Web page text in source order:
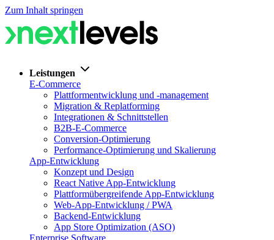
Zum Inhalt springen
Leistungen
E-Commerce
Plattformentwicklung und -management
Migration & Replatforming
Integrationen & Schnittstellen
B2B-E-Commerce
Conversion-Optimierung
Performance-Optimierung und Skalierung
App-Entwicklung
Konzept und Design
React Native App-Entwicklung
Plattformübergreifende App-Entwicklung
Web-App-Entwicklung / PWA
Backend-Entwicklung
App Store Optimization (ASO)
Enterprise Software